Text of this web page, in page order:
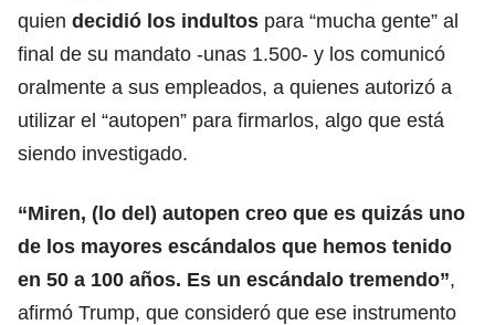
quien decidió los indultos para “mucha gente” al
final de su mandato -unas 1.500- y los comunicó
oralmente a sus empleados, a quienes autorizó a
utilizar el “autopen” para firmarlos, algo que está
siendo investigado.
“Miren, (lo del) autopen creo que es quizás uno
de los mayores escándalos que hemos tenido
en 50 a 100 años. Es un escándalo tremendo”,
afirmó Trump, que consideró que ese instrumento